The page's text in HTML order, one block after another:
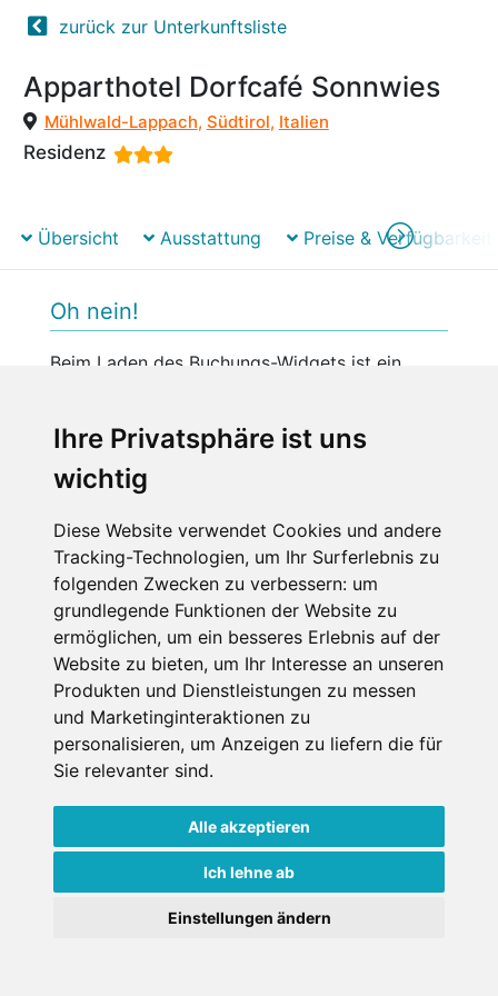
Ihre Privatsphäre ist uns
wichtig
Diese Website verwendet Cookies und andere
Tracking-Technologien, um Ihr Surferlebnis zu
folgenden Zwecken zu verbessern: um
grundlegende Funktionen der Website zu
ermöglichen, um ein besseres Erlebnis auf der
Website zu bieten, um Ihr Interesse an unseren
Produkten und Dienstleistungen zu messen
und Marketinginteraktionen zu
personalisieren, um Anzeigen zu liefern die für
Sie relevanter sind.
Alle akzeptieren
Ich lehne ab
Einstellungen ändern
zurück zur Unterkunftsliste
Apparthotel Dorfcafé Sonnwies
Mühlwald-Lappach, Südtirol, Italien
Residenz
Übersicht Ausstattung Preise & Verfügbarkeit
Oh nein!
Beim Laden des Buchungs-Widgets ist ein
Datenschutzbedingungen
Nutzungsbedingungen Impressum Kontakt
Copyright © Schneemenschen GmbH 2026